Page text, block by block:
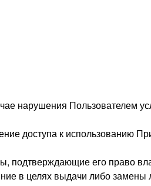
нарушения Пользователем
доступа к использованию
подтверждающие его право
в целях выдачи либо замены